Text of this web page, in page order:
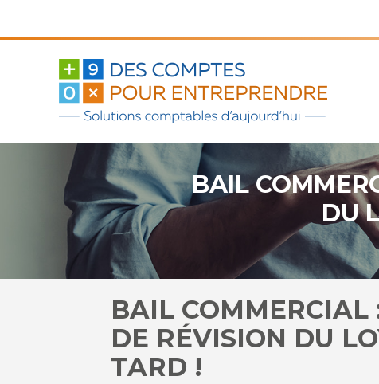
au
contenu
BAIL
DU
BAIL
DE RÉVISION DU
TARD !